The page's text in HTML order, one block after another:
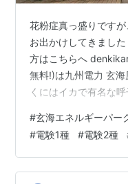
花粉症真っ盛りです
お出かけしてきまし
方はこちらへ
無料!)は九州電力 玄
くにはイカで有名な
場に停めました 上を
最大クラス)が…でけ
て、どこから周ろう
電気カニ
#玄海エネルギーパー
#電験1種 #電験2種